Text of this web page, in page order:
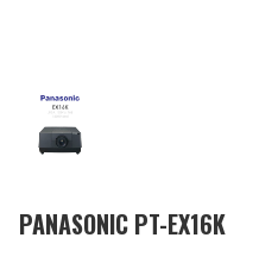
PANASONIC PT-EX16K